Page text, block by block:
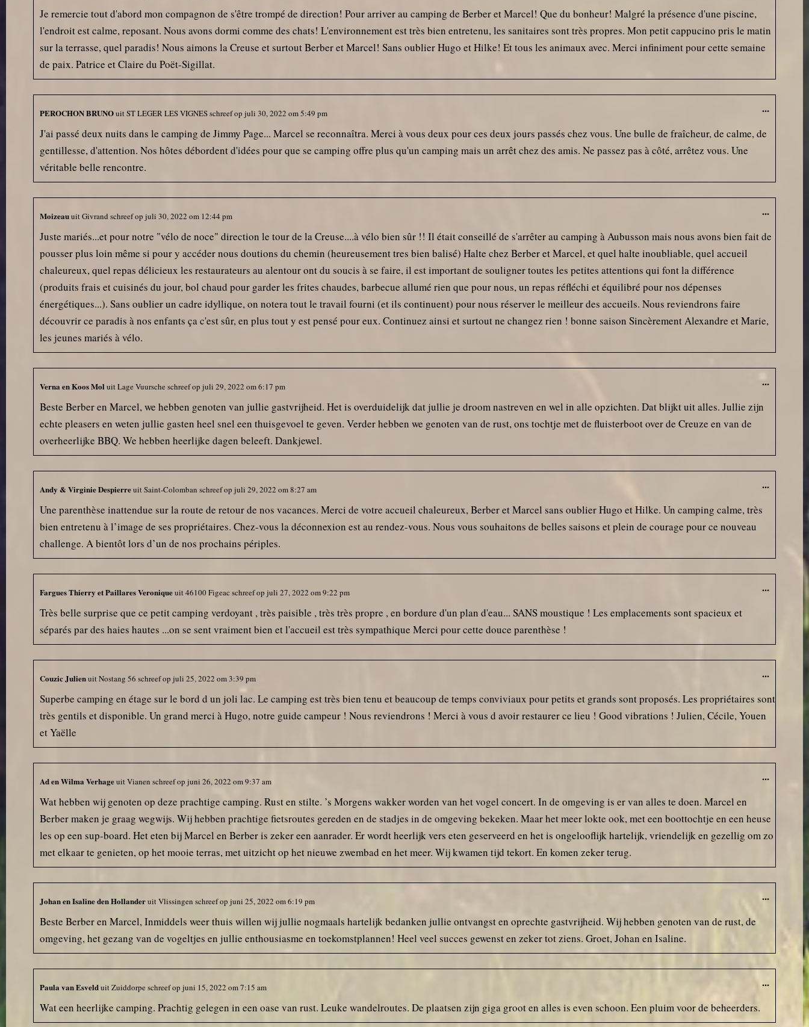
Je remercie tout d'abord mon compagnon de s'être trompé de direction! Pour arriver au camping de Berber et Marcel! Que du bonheur! Malgré la présence d'une piscine,
l'endroit est calme, reposant. Nous avons dormi comme des chats! L'environnement est très bien entretenu, les sanitaires sont très propres. Mon petit cappucino pris le matin
sur la terrasse, quel paradis! Nous aimons la Creuse et surtout Berber et Marcel! Sans oublier Hugo et Hilke! Et tous les animaux avec. Merci infiniment pour cette semaine
de paix. Patrice et Claire du Poët-Sigillat.
PEROCHON BRUNOuitST LEGER LES VIGNESschreef op juli 30, 2022 om5:49 pm
J'ai passé deux nuits dans le camping de Jimmy Page... Marcel se reconnaîtra. Merci à vous deux pour ces deux jours passés chez vous. Une bulle de fraîcheur, de calme, de
gentillesse, d'attention. Nos hôtes débordent d'idées pour que se camping offre plus qu'un camping mais un arrêt chez des amis. Ne passez pas à côté, arrêtez vous. Une
véritable belle rencontre.
...
MoizeauuitGivrand schreef op juli 30, 2022 om 12:44 pm
Juste mariés...et pour notre "vélo de noce" direction le tour de la Creuse....à vélo bien sûr !! Il était conseillé de s'arrêter au camping à Aubusson mais nous avons bien fait de
pousser plus loin même si pour y accéder nous doutions du chemin (heureusement tres bien balisé) Halte chez Berber et Marcel, et quel halte inoubliable, quel accueil
chaleureux, quel repas délicieux les restaurateurs au alentour ont du soucis à se faire, il est important de souligner toutes les petites attentions qui font la différence
(produits frais et cuisinés du jour, bol chaud pour garder les frites chaudes, barbecue allumé rien que pour nous, un repas réfléchi et équilibré pour nos dépenses
énergétiques...). Sans oublier un cadre idyllique, on notera tout le travail fourni (et ils continuent) pour nous réserver le meilleur des accueils. Nous reviendrons faire
découvrir ce paradis à nos enfants ça c'est sûr, en plus tout y est pensé pour eux. Continuez ainsi et surtout ne changez rien ! bonne saison Sincèrement Alexandre et Marie,
les jeunes mariés à vélo.
...
Verna en Koos Mol uitLage Vuurscheschreef op juli 29, 2022 om6:17 pm
Beste Berber en Marcel, we hebben genoten van jullie gastvrijheid. Het is overduidelijk dat jullie je droom nastreven en wel in alle opzichten. Dat blijkt uit alles. Jullie zijn
echte pleasers en weten jullie gasten heel snel een thuisgevoel te geven. Verder hebben we genoten van de rust, ons tochtje met de fluisterboot over de Creuze en van de
overheerlijke BBQ. We hebben heerlijke dagen beleeft. Dankjewel.
...
Andy & Virginie DespierreuitSaint-Colomban schreef op juli 29, 2022 om8:27 am
Une parenthèse inattendue sur la route de retour de nos vacances. Merci de votre accueil chaleureux, Berber et Marcel sans oublier Hugo et Hilke. Un camping calme, très
bien entretenu à l’image de ses propriétaires. Chez-vous la déconnexion est au rendez-vous. Nous vous souhaitons de belles saisons et plein de courage pour ce nouveau
challenge. A bientôt lors d’un de nos prochains périples.
...
Fargues Thierry et Paillares Veroniqueuit46100 Figeac schreef op juli 27, 2022 om9:22 pm
Très belle surprise que ce petit camping verdoyant , très paisible , très très propre , en bordure d'un plan d'eau... SANS moustique ! Les emplacements sont spacieux et
séparés par des haies hautes ...on se sent vraiment bien et l'accueil est très sympathique Merci pour cette douce parenthèse !
...
Couzic JulienuitNostang 56 schreef op juli 25, 2022 om3:39 pm
Superbe camping en étage sur le bord d un joli lac. Le camping est très bien tenu et beaucoup de temps conviviaux pour petits et grands sont proposés. Les propriétaires sont
très gentils et disponible. Un grand merci à Hugo, notre guide campeur ! Nous reviendrons ! Merci à vous d avoir restaurer ce lieu ! Good vibrations ! Julien, Cécile, Youen
et Yaëlle
...
Ad en Wilma VerhageuitVianen schreef op juni 26, 2022 om9:37 am
Wat hebben wij genoten op deze prachtige camping. Rust en stilte. ’s Morgens wakker worden van het vogel concert. In de omgeving is er van alles te doen. Marcel en
Berber maken je graag wegwijs. Wij hebben prachtige fietsroutes gereden en de stadjes in de omgeving bekeken. Maar het meer lokte ook, met een boottochtje en een heuse
les op een sup-board. Het eten bij Marcel en Berber is zeker een aanrader. Er wordt heerlijk vers eten geserveerd en het is ongelooflijk hartelijk, vriendelijk en gezellig om zo
met elkaar te genieten, op het mooie terras, met uitzicht op het nieuwe zwembad en het meer. Wij kwamen tijd tekort. En komen zeker terug.
...
Johan en Isaline den HollanderuitVlissingen schreef op juni 25, 2022 om6:19 pm
Beste Berber en Marcel, Inmiddels weer thuis willen wij jullie nogmaals hartelijk bedanken jullie ontvangst en oprechte gastvrijheid. Wij hebben genoten van de rust, de
omgeving, het gezang van de vogeltjes en jullie enthousiasme en toekomstplannen! Heel veel succes gewenst en zeker tot ziens. Groet, Johan en Isaline.
...
Paula van EsvelduitZuiddorpeschreef op juni 15, 2022 om7:15 am
Wat een heerlijke camping. Prachtig gelegen in een oase van rust. Leuke wandelroutes. De plaatsen zijn giga groot en alles is even schoon. Een pluim voor de beheerders.
...